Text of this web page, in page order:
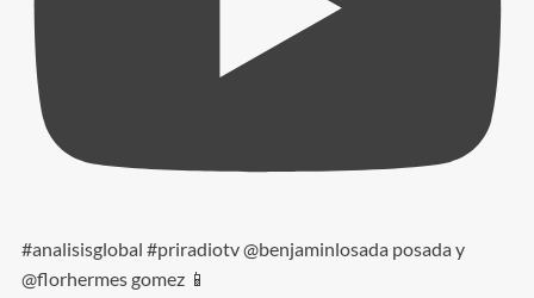
#analisisglobal #priradiotv @benjaminlosada posada y
@florhermes gomez 📱